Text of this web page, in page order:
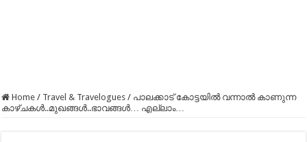
Home / Travel & Travelogues / പാലക്കാട് കോട്ടയില്‍ വന്നാല്‍ കാണുന്ന
കാഴ്ചകള്‍..മുഖങ്ങള്‍..ഭാവങ്ങള്‍… എല്ലാം…